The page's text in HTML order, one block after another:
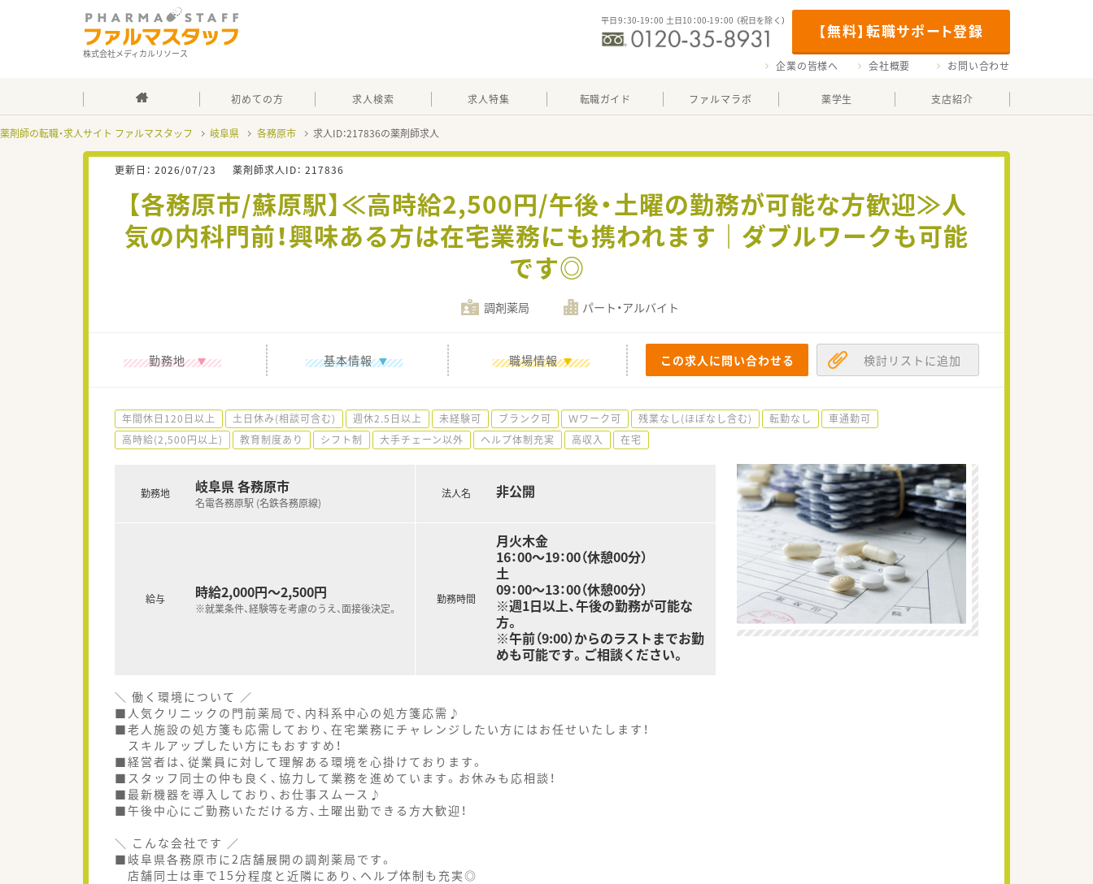
株式会社メディカルリソース
【無料】転職サポート登録
平日9：30-19：00 土日10：00-19：00 （祝日を除く）
企業の皆様へ 会社概要 お問い合わせ
初めての方 求人検索 求人特集 転職ガイド ファルマラボ 薬学生 支店紹介
薬剤師の転職・求人サイト ファルマスタッフ 岐阜県 各務原市 求人ID：217836の薬剤師求人
更新日： 2026/07/23 薬剤師求人ID： 217836
【各務原市/蘇原駅】≪高時給2,500円/午後・土曜の勤務が可能な方歓迎≫人
気の内科門前！興味ある方は在宅業務にも携われます｜ダブルワークも可能
です◎
調剤薬局 パート・アルバイト
勤務地 基本情報 職場情報 この求人に問い合わせる 検討リストに追加
年間休日120日以上 土日休み(相談可含む) 週休2.5日以上 未経験可 ブランク可 Ｗワーク可 残業なし(ほぼなし含む) 転勤なし
車通勤可
高時給(2,500円以上)
教育制度あり シフト制 大手チェーン以外 ヘルプ体制充実 高収入 在宅
勤務地 岐阜県 各務原市
名電各務原駅 (名鉄各務原線)
給与 時給2,000円～2,500円
※就業条件、経験等を考慮のうえ、面接後決定。
法人名 非公開
勤務時間
月火木金
16：00～19：00（休憩00分）
土
09：00～13：00（休憩00分）
※週1日以上、午後の勤務が可能な
方。
※午前（9:00）からのラストまでお勤
めも可能です。ご相談ください。
＼ 働く環境について ／
■人気クリニックの門前薬局で、内科系中心の処方箋応需♪
■老人施設の処方箋も応需しており、在宅業務にチャレンジしたい方にはお任せいたします！
スキルアップしたい方にもおすすめ！
■経営者は、従業員に対して理解ある環境を心掛けております。
■スタッフ同士の仲も良く、協力して業務を進めています。お休みも応相談！
■最新機器を導入しており、お仕事スムース♪
■午後中心にご勤務いただける方、土曜出勤できる方大歓迎！
＼ こんな会社です ／
■岐阜県各務原市に2店舗展開の調剤薬局です。
店舗同士は車で15分程度と近隣にあり、ヘルプ体制も充実◎